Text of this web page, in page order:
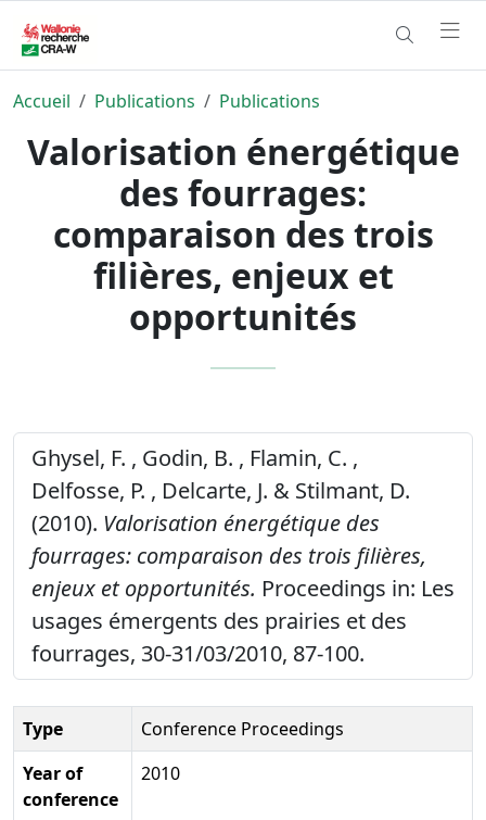
Accueil Publications Publications
Valorisation énergétique
des fourrages:
comparaison des trois
filières, enjeux et
opportunités
Ghysel, F. , Godin, B. , Flamin, C. ,
Delfosse, P. , Delcarte, J. & Stilmant, D.
(2010). Valorisation énergétique des
fourrages: comparaison des trois filières,
enjeux et opportunités. Proceedings in: Les
usages émergents des prairies et des
fourrages, 30-31/03/2010, 87-100.
Type
Conference Proceedings
Year of
conference
2010